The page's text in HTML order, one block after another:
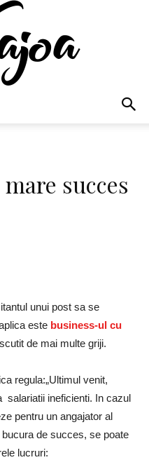
succes
unui post sa se
este business-ul cu
de mai multe griji.
regula:„Ultimul venit,
salariatii ineficienti. In cazul
pentru un angajator al
de succes, se poate
lucruri: